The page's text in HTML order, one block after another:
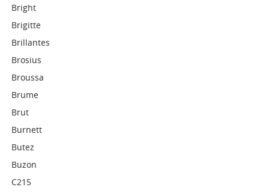
Bright
Brigitte
Brillantes
Brosius
Broussa
Brume
Brut
Burnett
Butez
Buzon
C215